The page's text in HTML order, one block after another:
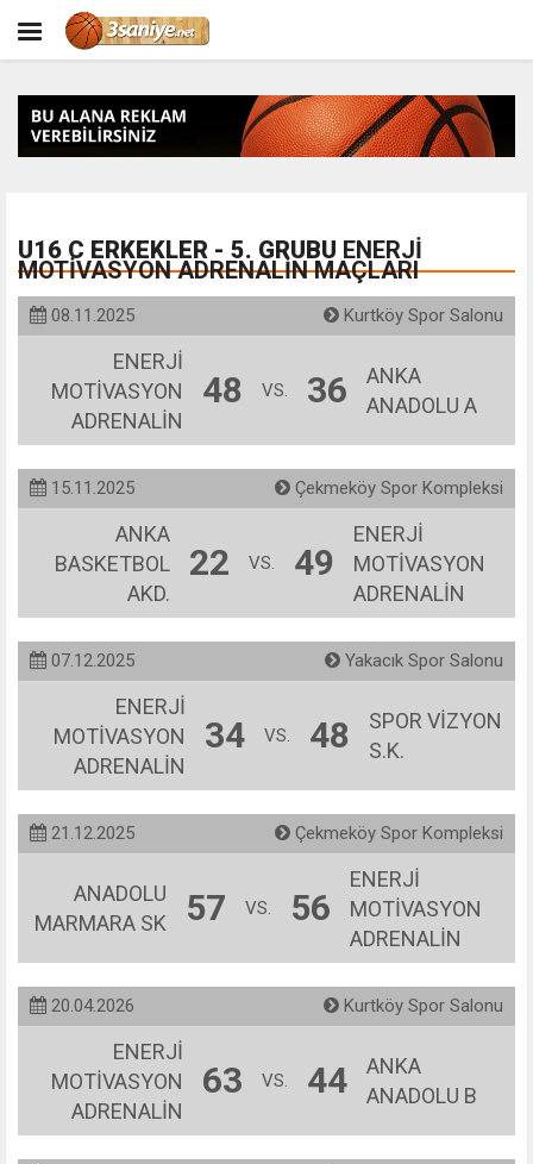
U16 C ERKEKLER - 5. GRUBU ENERJİ
MOTİVASYON ADRENALİN MAÇLARI
08.11.2025 Kurtköy Spor Salonu
ENERJİ
MOTİVASYON
ADRENALİN
48 VS. 36
ANKA
ANADOLU A
15.11.2025 Çekmeköy Spor Kompleksi
ANKA
BASKETBOL
AKD.
22 VS. 49
ENERJİ
MOTİVASYON
ADRENALİN
07.12.2025 Yakacık Spor Salonu
ENERJİ
MOTİVASYON
ADRENALİN
34 VS. 48
SPOR VİZYON
S.K.
21.12.2025 Çekmeköy Spor Kompleksi
ANADOLU
MARMARA SK
57 VS. 56
ENERJİ
MOTİVASYON
ADRENALİN
20.04.2026 Kurtköy Spor Salonu
ENERJİ
MOTİVASYON
ADRENALİN
63 VS. 44
ANKA
ANADOLU B